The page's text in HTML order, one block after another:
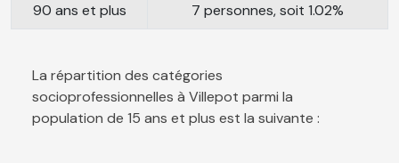
90 ans et plus
7 personnes, soit 1.02%
La répartition des catégories
socioprofessionnelles à Villepot parmi la
population de 15 ans et plus est la suivante :